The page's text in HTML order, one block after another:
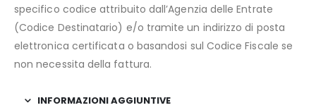
specifico codice attribuito dall’Agenzia delle Entrate
(Codice Destinatario) e/o tramite un indirizzo di posta
elettronica certificata o basandosi sul Codice Fiscale se
non necessita della fattura.
INFORMAZIONI AGGIUNTIVE